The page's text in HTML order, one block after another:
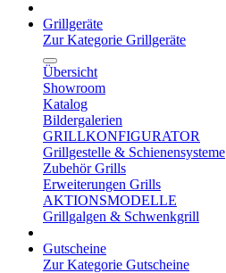
Grillgeräte
Zur Kategorie Grillgeräte
Übersicht
Showroom
Katalog
Bildergalerien
GRILLKONFIGURATOR
Grillgestelle & Schienensysteme
Zubehör Grills
Erweiterungen Grills
AKTIONSMODELLE
Grillgalgen & Schwenkgrill
Gutscheine
Zur Kategorie Gutscheine